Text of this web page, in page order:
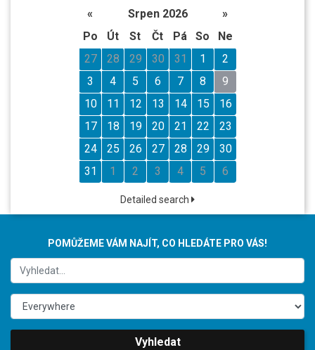
« Srpen 2026
»
Po
Út St Čt Pá So
Ne
27
28 29 30 31 1
2
3
4 5 6 7 8
9
10
11 12 13 14 15
16
17
18 19 20 21 22
23
24
25 26 27 28 29
30
31
1 2 3 4 5 6
Detailed search
POMŮŽEME VÁM NAJÍT, CO HLEDÁTE PRO VÁS!
Vyhledat